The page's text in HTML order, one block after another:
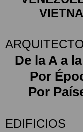
De la A a
Por
Por
EDIFICIOS